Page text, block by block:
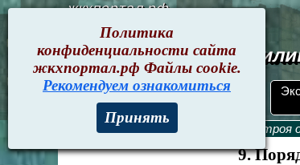
ЖКХпортал.рф
Документы
жкхпортал.рф
Текущие документы > Приказ Минстроя
9.
Политика
конфиденциальности сайта
жкхпортал.рф Файлы cookie.
Рекомендуем ознакомиться
Принять